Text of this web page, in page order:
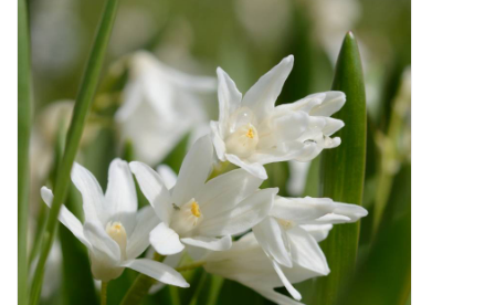
Herfstbloeiers
Schaduwplanten
Aanbiedingen
Bodemverbetering
Overige producten